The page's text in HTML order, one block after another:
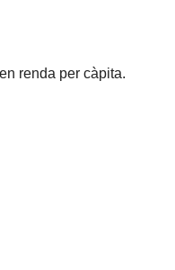
renda per càpita.